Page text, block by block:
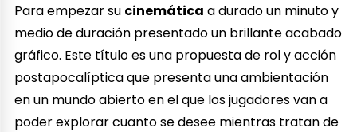
Para empezar su cinemática a durado un minuto y
medio de duración presentado un brillante acabado
gráfico. Este título es una propuesta de rol y acción
postapocalíptica que presenta una ambientación
en un mundo abierto en el que los jugadores van a
poder explorar cuanto se desee mientras tratan de